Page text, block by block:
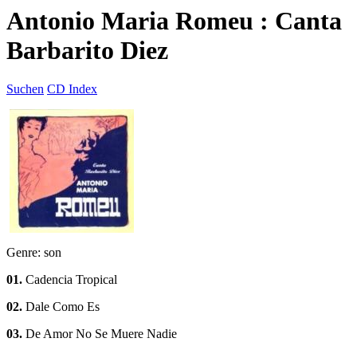
Antonio Maria Romeu : Canta
Barbarito Diez
Suchen CD Index
Genre: son
01. Cadencia Tropical
02. Dale Como Es
03. De Amor No Se Muere Nadie